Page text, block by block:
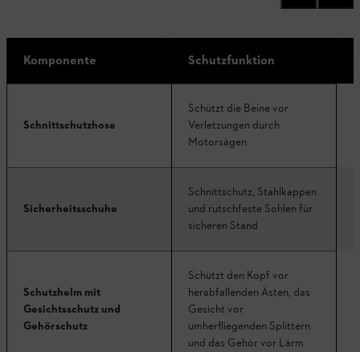
Komponente Schutzfunktion
Schnittschutzhose
Schützt die Beine vor
Verletzungen durch
Motorsägen
Sicherheitsschuhe
Schnittschutz, Stahlkappen
und rutschfeste Sohlen für
sicheren Stand
Schutzhelm mit
Gesichtsschutz und
Gehörschutz
Schützt den Kopf vor
herabfallenden Ästen, das
Gesicht vor
umherfliegenden Splittern
und das Gehör vor Lärm